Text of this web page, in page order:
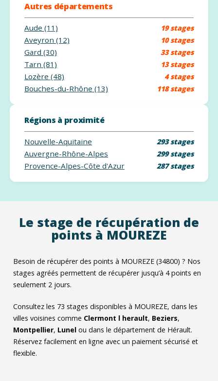
Autres départements
Aude (11) 19 stages
Aveyron (12) 10 stages
Gard (30) 33 stages
Tarn (81) 13 stages
Lozère (48) 4 stages
Bouches-du-Rhône (13) 118 stages
Régions à proximité
Nouvelle-Aquitaine 293 stages
Auvergne-Rhône-Alpes 299 stages
Provence-Alpes-Côte d'Azur 287 stages
Le stage de récupération de
points à MOUREZE
Besoin de récupérer des points à MOUREZE (34800) ? Nos
stages agréés permettent de récupérer jusqu’à 4 points en
seulement 2 jours.
Consultez les 73 stages disponibles à MOUREZE, dans les
villes voisines comme Clermont l herault, Beziers,
Montpellier, Lunelou dans le département de Hérault.
Réservez facilement en ligne avec un paiement sécurisé et
flexible.